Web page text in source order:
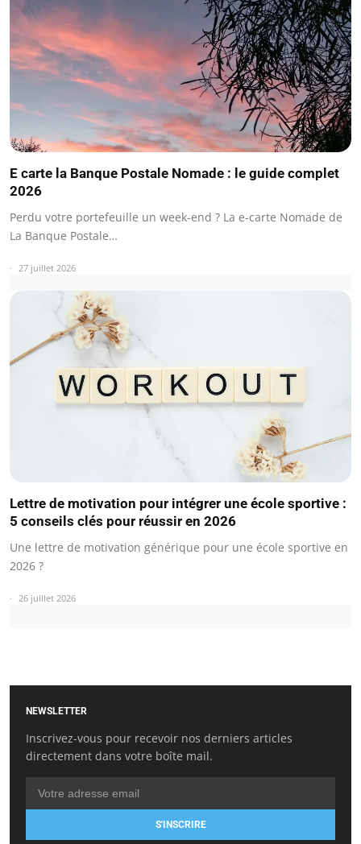
E carte la Banque Postale Nomade : le guide complet
2026
Perdu votre portefeuille un week-end ? La e-carte Nomade de
La Banque Postale…
27 juillet 2026
Lettre de motivation pour intégrer une école sportive :
5 conseils clés pour réussir en 2026
Une lettre de motivation générique pour une école sportive en
2026 ?
26 juillet 2026
NEWSLETTER
Inscrivez-vous pour recevoir nos derniers articles
directement dans votre boîte mail.
S'INSCRIRE